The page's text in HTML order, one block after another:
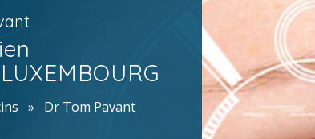
» Dr Tom Pavant